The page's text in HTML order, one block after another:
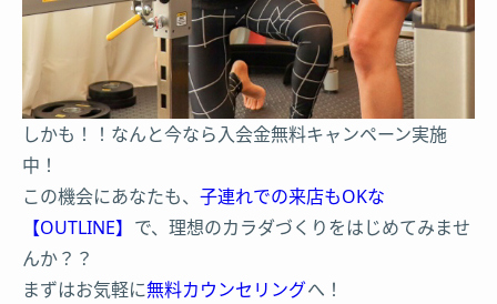
しかも！！なんと今なら入会金無料キャンペーン実施
中！
この機会にあなたも、 子連れでの来店もOKな
【OUTLINE】 で、理想のカラダづくりをはじめてみませ
んか？？
まずはお気軽に無料カウンセリングへ！